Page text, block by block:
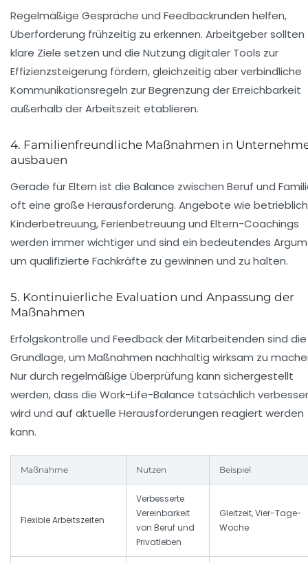
Regelmäßige Gespräche und Feedbackrunden helfen,
Überforderung frühzeitig zu erkennen. Arbeitgeber sollten
klare Ziele setzen und die Nutzung digitaler Tools zur
Effizienzsteigerung fördern, gleichzeitig aber verbindliche
Kommunikationsregeln zur Begrenzung der Erreichbarkeit
außerhalb der Arbeitszeit etablieren.
4. Familienfreundliche Maßnahmen in
ausbauen
Gerade für Eltern ist die Balance zwischen Beruf und
oft eine große Herausforderung. Angebote wie
Kinderbetreuung, Ferienbetreuung und Eltern-Coachings
werden immer wichtiger und sind ein bedeutendes
um qualifizierte Fachkräfte zu gewinnen und zu halten.
5. Kontinuierliche Evaluation und Anpassung der
Maßnahmen
Erfolgskontrolle und Feedback der Mitarbeitenden sind die
Grundlage, um Maßnahmen nachhaltig wirksam zu
Nur durch regelmäßige Überprüfung kann sichergestellt
werden, dass die Work-Life-Balance tatsächlich
wird und auf aktuelle Herausforderungen reagiert werden
kann.
Maßnahme Nutzen Beispiel
Flexible Arbeitszeiten
Verbesserte
Vereinbarkeit
von Beruf und
Privatleben
Gleitzeit, Vier-Tage-
Woche